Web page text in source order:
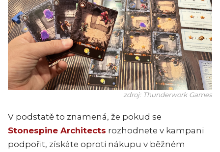
zdroj: Thunderwork Games
V podstatě to znamená, že pokud se
Stonespine Architects rozhodnete v kampani
podpořit, získáte oproti nákupu v běžném